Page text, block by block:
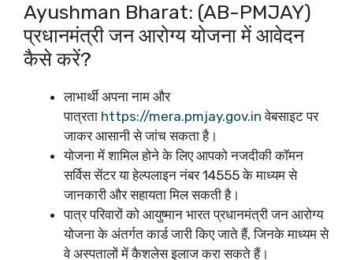
Ayushman Bharat: (AB-PMJAY)
प्रधानमंत्री जन आरोग्य योजना में आवेदन
कैसे करें?
लाभार्थी अपना नाम और
पात्रता https://mera.pmjay.gov.in वेबसाइट पर
जाकर आसानी से जांच सकता है।
योजना में शामिल होने के लिए आपको नजदीकी कॉमन
सर्विस सेंटर या हेल्पलाइन नंबर 14555 के माध्यम से
जानकारी और सहायता मिल सकती है।
पात्र परिवारों को आयुष्मान भारत प्रधानमंत्री जन आरोग्य
योजना के अंतर्गत कार्ड जारी किए जाते हैं, जिनके माध्यम से
वे अस्पतालों में कैशलेस इलाज करा सकते हैं।